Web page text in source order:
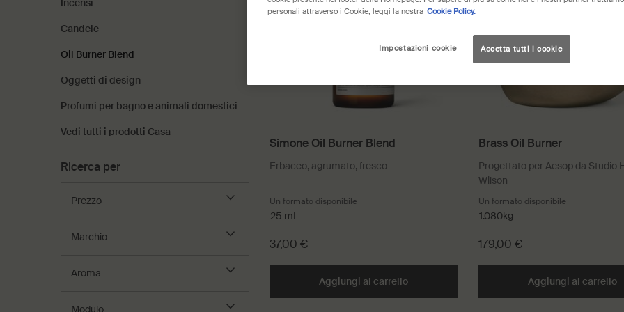
Incensi
Candele
Oil Burner Blend
Oggetti di design
Profumi per bagno e animali domestici
Vedi tutti i prodotti Casa
Ricerca per
Prezzo
Marchio
Aroma
Modulo
Simone Oil Burner Blend
Erbaceo, agrumato, fresco
Un formato disponibile
25 mL
37,00 €
Aggiungi al carrello Aggiungi Simone Oil Burner Blend al carrello
Brass Oil Burner
Progettato per Aesop da Studio
Wilson
Un formato disponibile
1.080kg
179,00 €
Aggiungi al carrello
personali attraverso i Cookie, leggi la nostra Cookie Policy.
Impostazioni cookie Accetta tutti i cookie